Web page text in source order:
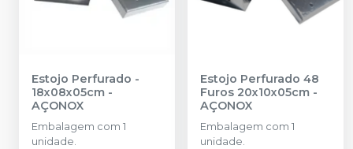
Estojo Perfurado -
18x08x05cm -
AÇONOX
Embalagem com 1
unidade.
Estojo Perfurado 48
Furos 20x10x05cm -
AÇONOX
Embalagem com 1
unidade.